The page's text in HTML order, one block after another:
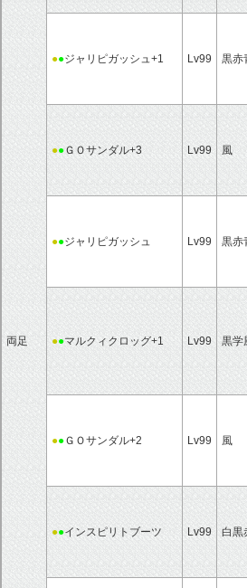
両足
●●ジャリピガッシュ+1 Lv99 黒赤
●●ＧＯサンダル+3 Lv99 風
●●ジャリピガッシュ Lv99 黒赤
●●マルクィクロッグ+1 Lv99 黒学
●●ＧＯサンダル+2 Lv99 風
●●インスピリトブーツ Lv99 白黒